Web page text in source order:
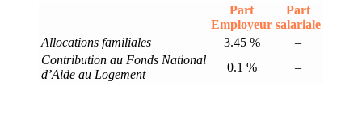
Part
Employeur
Part
salariale
Allocations familiales
3.45 %
–
Contribution au Fonds National
d’Aide au Logement
0.1 % –